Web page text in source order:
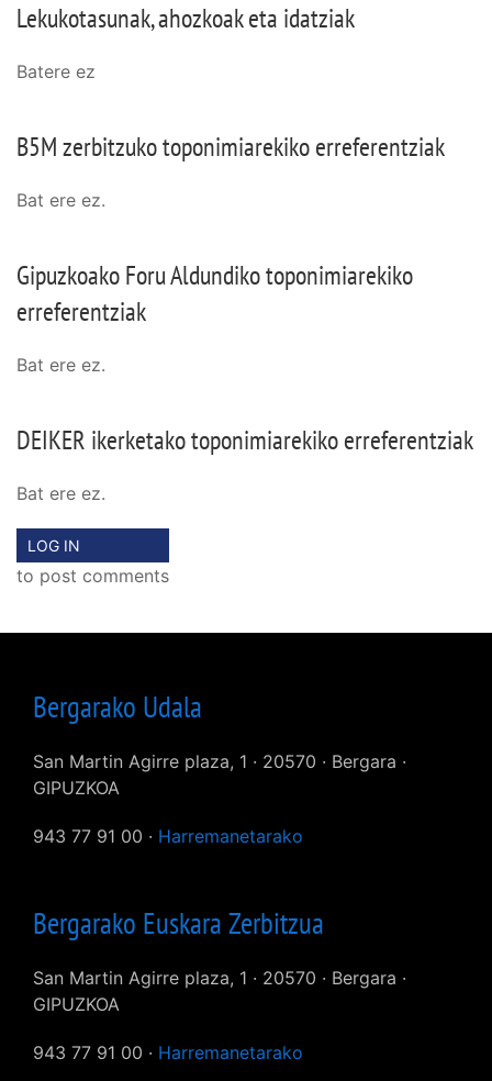
Lekukotasunak, ahozkoak eta idatziak
Batere ez
B5M zerbitzuko toponimiarekiko erreferentziak
Bat ere ez.
Gipuzkoako Foru Aldundiko toponimiarekiko
erreferentziak
Bat ere ez.
DEIKER ikerketako toponimiarekiko erreferentziak
Bat ere ez.
LOG IN
to post comments
Bergarako Udala
San Martin Agirre plaza, 1 · 20570 · Bergara ·
GIPUZKOA
943 77 91 00 · Harremanetarako
Bergarako Euskara Zerbitzua
San Martin Agirre plaza, 1 · 20570 · Bergara ·
GIPUZKOA
943 77 91 00 · Harremanetarako